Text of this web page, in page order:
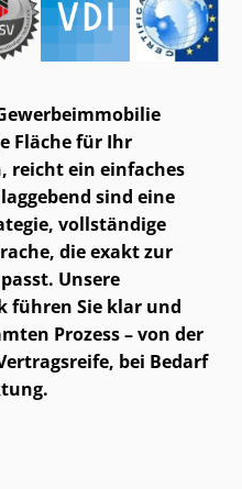
Fläche für Ihr
reicht ein einfaches
sind eine
vollständige
die exakt zur
Unsere
führen Sie klar und
Prozess – von der
bei Bedarf